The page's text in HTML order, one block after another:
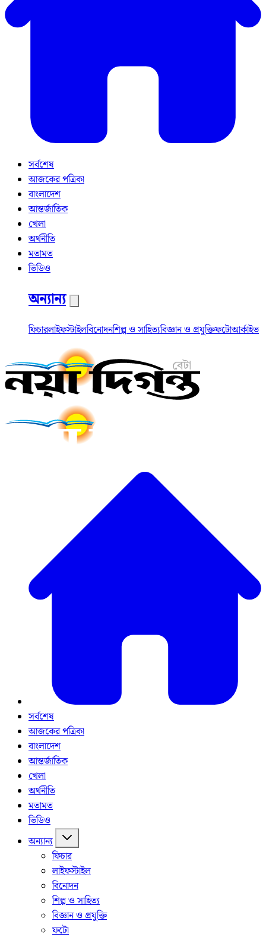
সর্বশেষ
আজকের পত্রিকা
বাংলাদেশ
আন্তর্জাতিক
খেলা
অর্থনীতি
মতামত
ভিডিও
অন্যান্য
ফিচারলাইফস্টাইলবিনোদনশিল্প ও সাহিত্যবিজ্ঞান ও প্রযুক্তিফটোআর্কাইভ
সর্বশেষ
আজকের পত্রিকা
বাংলাদেশ
আন্তর্জাতিক
খেলা
অর্থনীতি
মতামত
ভিডিও
অন্যান্য
ফিচার
লাইফস্টাইল
বিনোদন
শিল্প ও সাহিত্য
বিজ্ঞান ও প্রযুক্তি
ফটো